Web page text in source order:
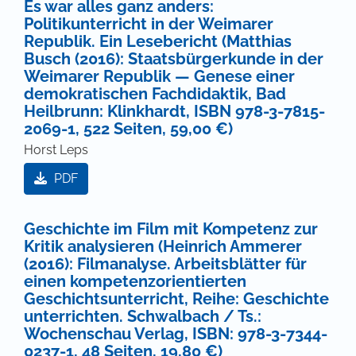
Es war alles ganz anders:
Politikunterricht in der Weimarer
Republik. Ein Lesebericht (Matthias
Busch (2016): Staatsbürgerkunde in der
Weimarer Republik — Genese einer
demokratischen Fachdidaktik, Bad
Heilbrunn: Klinkhardt, ISBN 978-3-7815-
2069-1, 522 Seiten, 59,00 €)
Horst Leps
PDF
Geschichte im Film mit Kompetenz zur
Kritik analysieren (Heinrich Ammerer
(2016): Filmanalyse. Arbeitsblätter für
einen kompetenzorientierten
Geschichtsunterricht, Reihe: Geschichte
unterrichten. Schwalbach / Ts.:
Wochenschau Verlag, ISBN: 978-3-7344-
0237-1, 48 Seiten, 19,80 €)